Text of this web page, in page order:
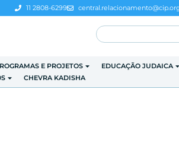
11 2808-6299
E PROJETOS EDUCAÇÃO JUDAICA
CHEVRA KADISHA